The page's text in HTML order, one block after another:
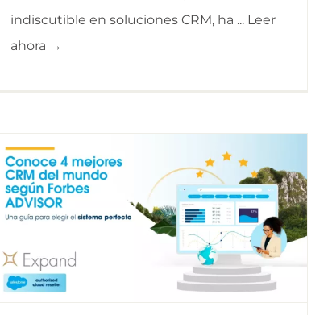
indiscutible en soluciones CRM, ha ... Leer
ahora →